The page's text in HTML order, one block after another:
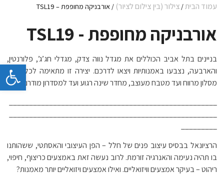
עמוד הבית/צילור (בין צילום לציור) / אורבניקה מחופפת – TSL19
אורבניקה מחופפת - TSL19
בניינים בתל אביב הכוללים את מגדל נווה צדק, מגדלי חג’ג’, פלורנטין,
והארבעה, נצבעו באמנותיות ויצאו לדרכם. יצירה זו מתאימה לכל חלל,
מסלון מרווח ועד מטבח מעוצב, מחדר שינה רגוע ועד למסדרון מודרני.
הרציונאל בבסיס עיצוב פנים של חלל – הפן העיצובי והאסתטי, ששהותנו
בו תהיה נעימה והאנרגיה זורמת. לרוב נעשה זאת באמצעים כריצוף, חיפוי,
ריהוט – בעיקר אמצעים וויזואליים. ואילו אמצעים ויזואליים יותר מאמנות?